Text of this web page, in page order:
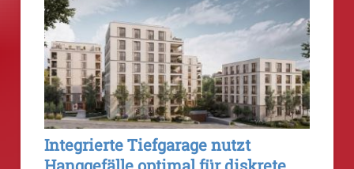
Integrierte Tiefgarage nutzt
Hanggefälle optimal für diskrete